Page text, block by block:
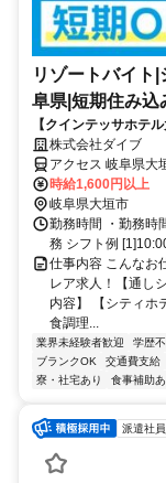
リゾートバイト
阜県|短期住み込
【クインテッサホテ
利！洋食調理業務
株式会社ダイブ
アクセス 岐阜県大
活費が抑えられる
なし
時給1,600円以上
岐阜県大垣市
勤務時間 ・勤務時
務 シフト例
仕事内容 こんなお
レア求人！【通し
内容】 【シティホ
食調理...
業界未経験者歓迎 学歴
ブランクOK
交通費支給
寮・社宅あり
食事補助あ
派遣社員